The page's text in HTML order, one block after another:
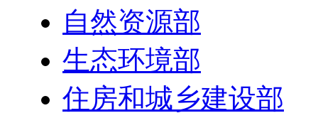
自然资源部
生态环境部
住房和城乡建设部